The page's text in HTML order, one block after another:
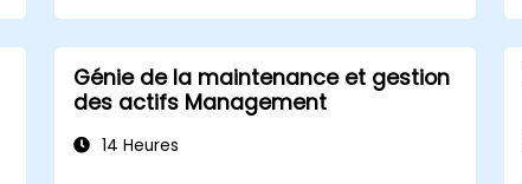
Génie de la maintenance et gestion
des actifs Management
14 Heures